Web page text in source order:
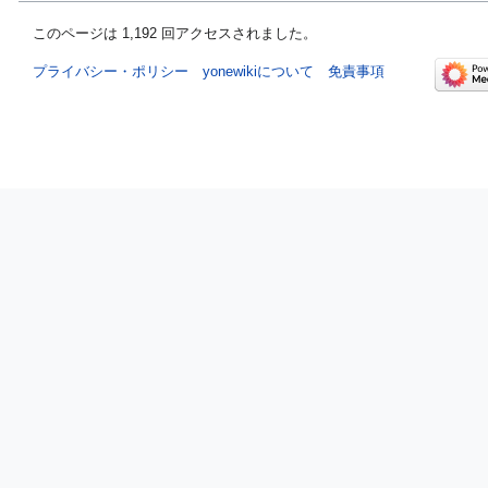
このページは 1,192 回アクセスされました。
プライバシー・ポリシー yonewikiについて 免責事項